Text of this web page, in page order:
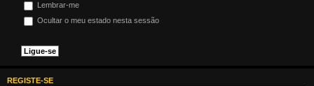
Lembrar-me
Ocultar o meu estado nesta sessão
REGISTE-SE